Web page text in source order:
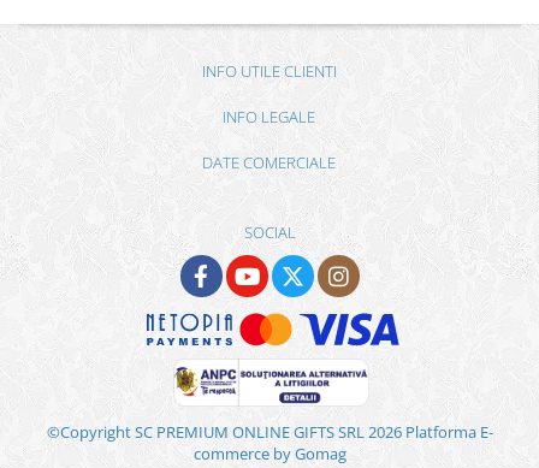
INFO UTILE CLIENTI
INFO LEGALE
DATE COMERCIALE
SOCIAL
©Copyright SC PREMIUM ONLINE GIFTS SRL 2026 Platforma E-
commerce by Gomag